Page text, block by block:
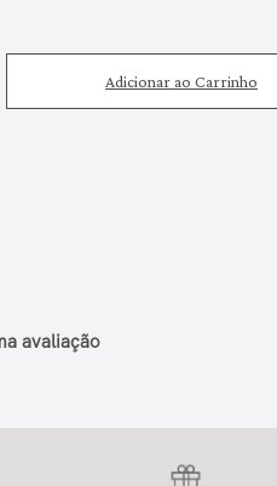
Adicionar ao Carrinho
avaliação